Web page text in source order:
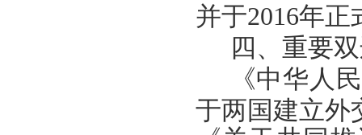
并于2016年
四、重要
《中华人
于两国建立外